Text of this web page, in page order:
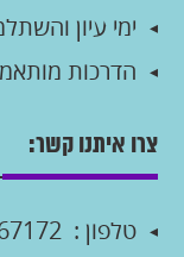
ימי עיון
הדרכות
צרו איתנו קשר:
טלפון :